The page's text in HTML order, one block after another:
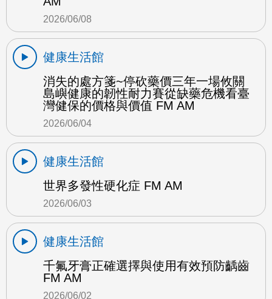
2026/06/08
健康生活館
消失的處方箋~停砍藥價三年一場攸關
島嶼健康的韌性耐力賽從缺藥危機看臺
灣健保的價格與價值 FM AM
2026/06/04
健康生活館
世界多發性硬化症 FM AM
2026/06/03
健康生活館
千氟牙膏正確選擇與使用有效預防齲齒
FM AM
2026/06/02